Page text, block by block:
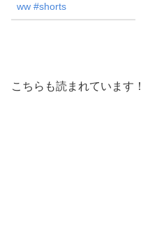
ww #shorts
こちらも読まれています！